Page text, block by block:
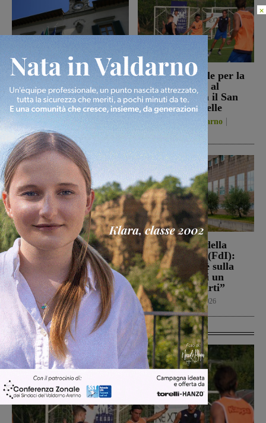
Reggello, i consiglieri di
opposizione: “La TARI
2026 resta più alta di
quella del 2022”
Politica 8 Agosto 2026
Prima stagionale per la
Sangiovannese, al
“Fedini” arriva il San
Donato Tavarnelle
San Giovanni Valdarno
8 Agosto 2026
Loro Ciuffenna, squadre
antincendio al lavoro per
un rogo nei boschi
Cronaca 8 Agosto 2026
Punto Nascita della
Gruccia, Tucci (FdI):
“Montevarchi è sulla
giusta strada di un
aumento dei parti”
Politica 8 Agosto 2026
Ultime Calcio
×